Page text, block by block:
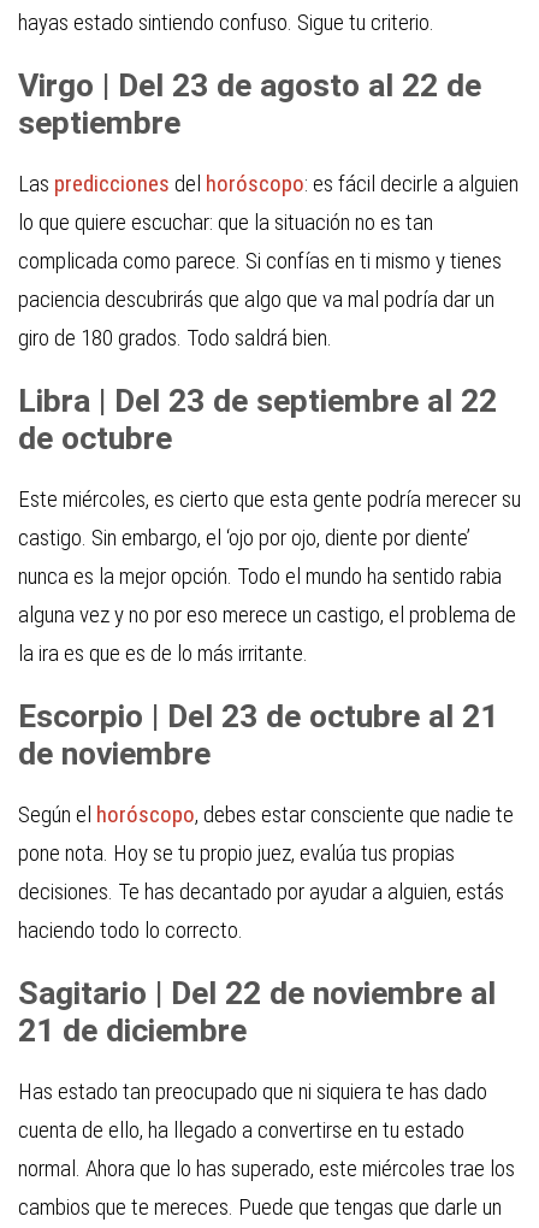
hayas estado sintiendo confuso. Sigue tu criterio.
Virgo | Del 23 de agosto al 22 de
septiembre
Las predicciones del horóscopo: es fácil decirle a alguien
lo que quiere escuchar: que la situación no es tan
complicada como parece. Si confías en ti mismo y tienes
paciencia descubrirás que algo que va mal podría dar un
giro de 180 grados. Todo saldrá bien.
Libra | Del 23 de septiembre al 22
de octubre
Este miércoles, es cierto que esta gente podría merecer su
castigo. Sin embargo, el ‘ojo por ojo, diente por diente’
nunca es la mejor opción. Todo el mundo ha sentido rabia
alguna vez y no por eso merece un castigo, el problema de
la ira es que es de lo más irritante.
Escorpio | Del 23 de octubre al 21
de noviembre
Según el horóscopo, debes estar consciente que nadie te
pone nota. Hoy se tu propio juez, evalúa tus propias
decisiones. Te has decantado por ayudar a alguien, estás
haciendo todo lo correcto.
Sagitario | Del 22 de noviembre al
21 de diciembre
Has estado tan preocupado que ni siquiera te has dado
cuenta de ello, ha llegado a convertirse en tu estado
normal. Ahora que lo has superado, este miércoles trae los
cambios que te mereces. Puede que tengas que darle un